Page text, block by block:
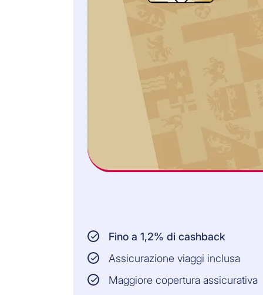
Fino a 1,2% di cashback
Assicurazione viaggi inclusa
Maggiore copertura assicurativa